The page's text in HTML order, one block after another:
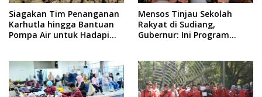
Siagakan Tim Penanganan
Karhutla hingga Bantuan
Pompa Air untuk Hadapi
Mensos Tinjau Sekolah
Rakyat di Sudiang,
Gubernur: Ini Program